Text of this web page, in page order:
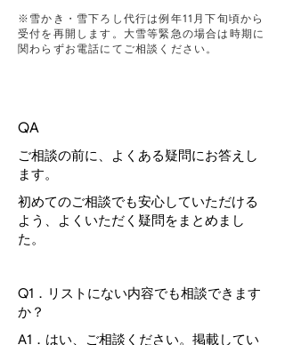
※雪かき・雪下ろし代行は例年11月下旬頃から
受付を再開します。大雪等緊急の場合は時期に
関わらずお電話にてご相談ください。
QA
ご相談の前に、よくある疑問にお答えし
ます。
初めてのご相談でも安心していただける
よう、よくいただく疑問をまとめまし
た。
Q1．リストにない内容でも相談できます
か？
A1．はい、ご相談ください。掲載してい